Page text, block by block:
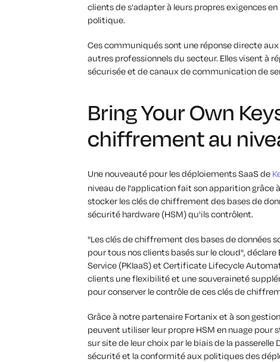
clients de s'adapter à leurs propres exigences
politique.
Ces communiqués sont une réponse directe
autres professionnels du secteur. Elles visent à
sécurisée et de canaux de communication de
Bring Your Own
chiffrement au
Une nouveauté pour les déploiements SaaS de
niveau de l'application fait son apparition grâce
stocker les clés de chiffrement des bases de
sécurité hardware (HSM) qu'ils contrôlent.
"Les clés de chiffrement des bases de
pour tous nos clients basés sur le cloud",
Service (PKIaaS) et Certificate Lifecycle
clients une flexibilité et une souveraineté
pour conserver le contrôle de ces clés de
Grâce à notre partenaire Fortanix et à son
peuvent utiliser leur propre HSM en nuage pour
sur site de leur choix par le biais de la
sécurité et la conformité aux politiques des